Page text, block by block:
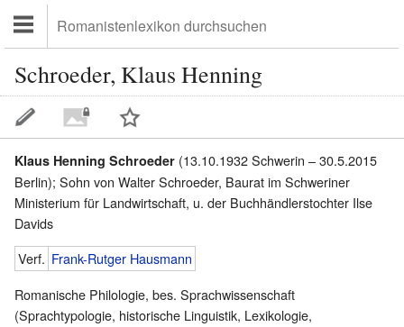
Schroeder, Klaus Henning
Klaus Henning Schroeder (13.10.1932 Schwerin – 30.5.2015
Berlin); Sohn von Walter Schroeder, Baurat im Schweriner
Ministerium für Landwirtschaft, u. der Buchhändlerstochter Ilse
Davids
Verf. Frank-Rutger Hausmann
Romanische Philologie, bes. Sprachwissenschaft
(Sprachtypologie, historische Linguistik, Lexikologie,